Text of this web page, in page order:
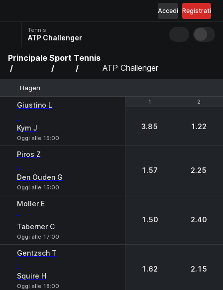
Registrati
Accedi
Tennis
ATP Challenger
Principale Sport Tennis
ATP Challenger
Hagen
1 2
Giustino L
-
Kym J
Oggi alle 15:00
1 2
3.85 1.22
Piros Z
-
Den Ouden G
Oggi alle 15:00
1.57 2.25
Moller E
-
Taberner C
Oggi alle 17:00
1.50 2.40
Gentzsch T
-
Squire H
Oggi alle 18:00
1.62 2.15